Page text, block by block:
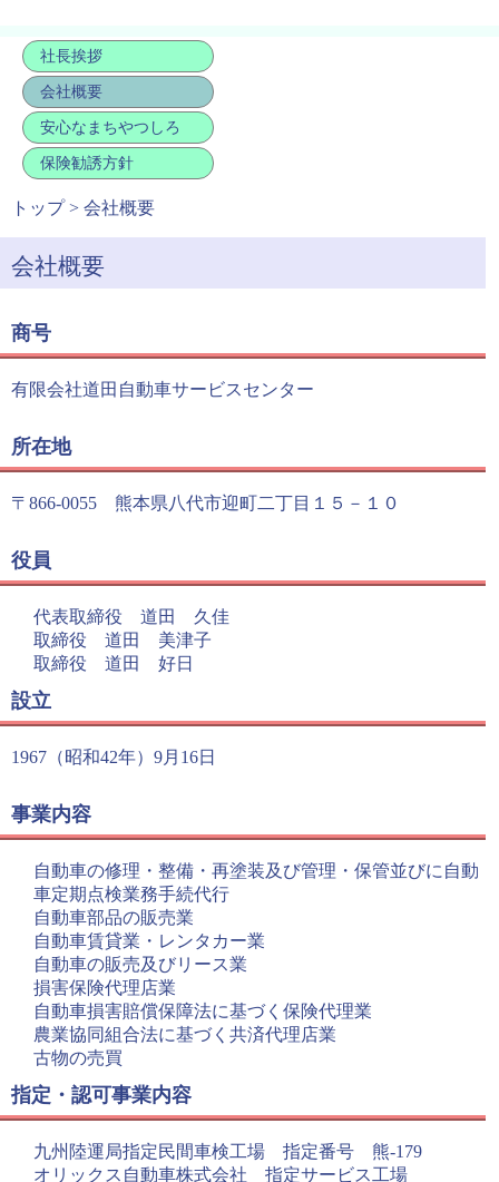
社長挨拶
会社概要
安心なまちやつしろ
保険勧誘方針
トップ> 会社概要
会社概要
商号
有限会社道田自動車サービスセンター
所在地
〒866-0055 熊本県八代市迎町二丁目１５－１０
役員
代表取締役 道田 久佳
取締役 道田 美津子
取締役 道田 好日
設立
1967（昭和42年）9月16日
事業内容
自動車の修理・整備・再塗装及び管理・保管並びに自動
車定期点検業務手続代行
自動車部品の販売業
自動車賃貸業・レンタカー業
自動車の販売及びリース業
損害保険代理店業
自動車損害賠償保障法に基づく保険代理業
農業協同組合法に基づく共済代理店業
古物の売買
指定・認可事業内容
九州陸運局指定民間車検工場 指定番号 熊-179
オリックス自動車株式会社 指定サービス工場